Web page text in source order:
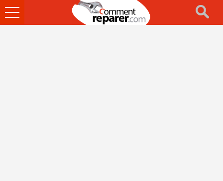
Ouvrir
le